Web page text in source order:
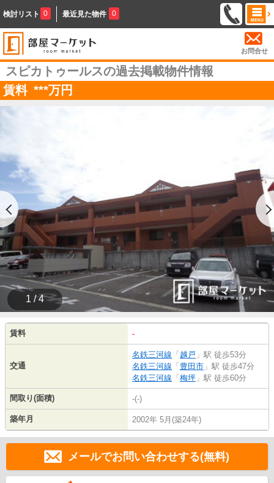
検討リスト 0 最近見た物件 0
お問合せ
スピカトゥールスの過去掲載物件情報
賃料 ***万円
1 / 4
賃料 -
交通
名鉄三河線 「 越戸 」駅 徒歩53分
名鉄三河線 「 豊田市 」駅 徒歩47分
名鉄三河線 「 梅坪 」駅 徒歩60分
間取り(面積) -(-)
築年月 2002年 5月(築24年)
メールでお問い合わせする(無料)